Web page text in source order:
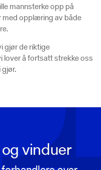
mannsterke opp på
med opplæring av både
gjør de riktige
lover å fortsatt strekke oss
vinduer